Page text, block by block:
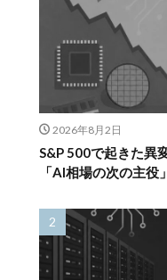
2026年8月2日
S&P 500で起きた
「AI相場の次の主役」